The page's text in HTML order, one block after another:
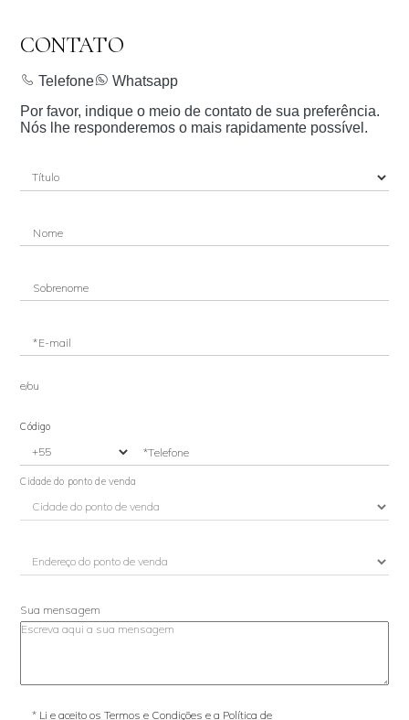
CONTATO
Telefone
Whatsapp
Por favor, indique o meio de contato de sua preferência.
Nós lhe responderemos o mais rapidamente possível.
Nome
Sobrenome
*E-mail
e/ou
Código
*Telefone
Cidade do ponto de venda
Sua mensagem
* Li e aceito os Termos e Condições e a Política de